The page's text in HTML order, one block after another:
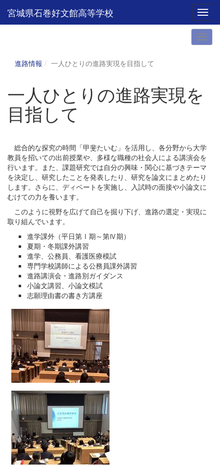
宮城県石巻好文館高等学校
進路情報 一人ひとりの進路実現を目指して
一人ひとりの進路実現を
目指して
総合的な探究の時間「甲斐たいむ」を活用し、各分野から大学
教員を招いての出前授業や、多様な職種の社会人による講演会を
行います。また、課題研究では自分の興味・関心に基づきテーマ
を決定し、研究したことを発表したり、研究を論文にまとめたり
します。さらに、ディベートを実施し、入試時の面接や小論文に
むけての力を養います。
このように視野を広げて自己を掘り下げ、進路の選定・実現に
取り組んでいます。
進学課外（平日第Ⅰ期～第Ⅳ期）
夏期・冬期課外講習
進学、公務員、看護医療模試
専門学校講師による公務員課外講習
進路講演会・進路別ガイダンス
小論文講習、小論文模試
志願理由書の書き方講座